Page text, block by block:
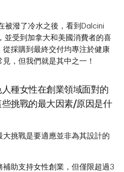
被潑了冷水之後，看到Dalcini
並受到加拿大和美國消費者的喜
採購到最終交付均專注於健康
，但我們就是其中之一！
種女性在創業領域面對的
挑戰的最大因素/原因是什
挑戰是要適應並非為其設計的
助支持女性創業，但僅限超過3